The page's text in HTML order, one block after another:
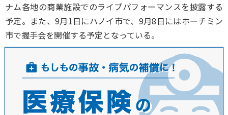
ナム各地の商業施設でのライブパフォーマンスを披露する
予定。また、9月1日にハノイ市で、9月8日にはホーチミン
市で握手会を開催する予定となっている。